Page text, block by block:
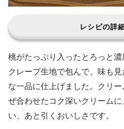
レシピの詳
桃がたっぷり入ったとろっと
クレープ生地で包んで、味も
な一品に仕上げました。クリ
ぜ合わせたコク深いクリーム
い、あと引くおいしさです。